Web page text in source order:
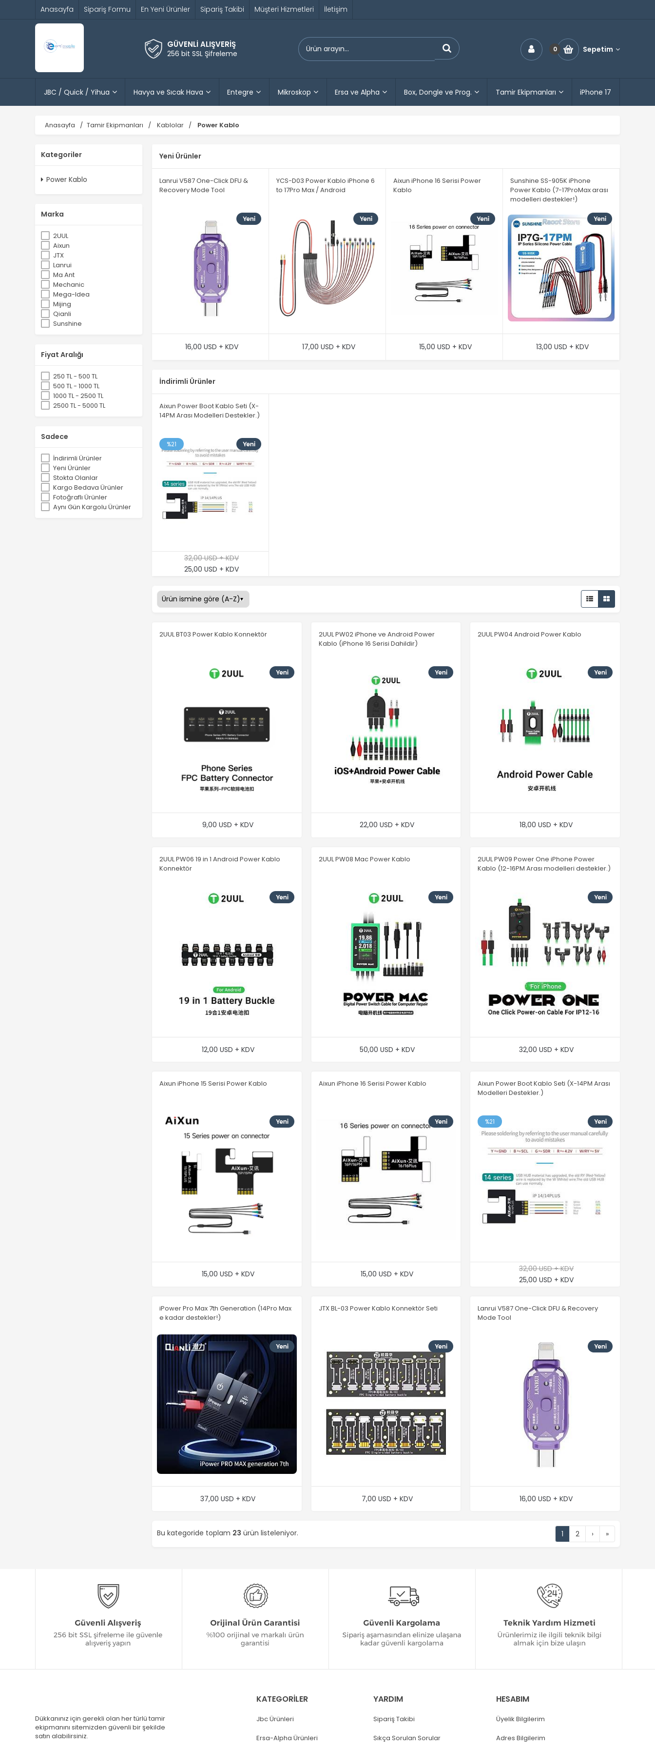
Anasayfa Sipariş Formu En Yeni Ürünler Sipariş Takibi Müşteri Hizmetleri İletişim
GÜVENLİ ALIŞVERİŞ
256 bit SSL Şifreleme 0 Sepetim
JBC / Quick / Yihua Havya ve Sıcak Hava Entegre Mikroskop Ersa ve Alpha Box, Dongle ve Prog. Tamir Ekipmanları iPhone 17
Anasayfa Tamir Ekipmanları Kablolar Power Kablo
Kategoriler
Power Kablo
Marka
2UUL
Aixun
JTX
Lanrui
Ma Ant
Mechanic
Mega-Idea
Mijing
Qianli
Sunshine
Fiyat Aralığı
250 TL - 500 TL
500 TL - 1000 TL
1000 TL - 2500 TL
2500 TL - 5000 TL
Sadece
İndirimli Ürünler
Yeni Ürünler
Stokta Olanlar
Kargo Bedava Ürünler
Fotoğraflı Ürünler
Aynı Gün Kargolu Ürünler
Yeni Ürünler
Lanrui V587 One-Click DFU &
Recovery Mode Tool
16,00 USD + KDV
YCS-D03 Power Kablo iPhone 6
to 17Pro Max / Android
17,00 USD + KDV
Aixun iPhone 16 Serisi Power
Kablo
15,00 USD + KDV
Sunshine SS-905K iPhone
Power Kablo (7-17ProMax arası
modelleri destekler!)
13,00 USD + KDV
İndirimli Ürünler
Aixun Power Boot Kablo Seti (X-
14PM Arası Modelleri Destekler.)
%21
32,00 USD + KDV
25,00 USD + KDV
2UUL BT03 Power Kablo Konnektör
9,00 USD + KDV
2UUL PW02 iPhone ve Android Power
Kablo (iPhone 16 Serisi Dahildir)
22,00 USD + KDV
2UUL PW04 Android Power Kablo
18,00 USD + KDV
2UUL PW06 19 in 1 Android Power Kablo
Konnektör
12,00 USD + KDV
2UUL PW08 Mac Power Kablo
50,00 USD + KDV
2UUL PW09 Power One iPhone Power
Kablo (12-16PM Arası modelleri destekler.)
32,00 USD + KDV
Aixun iPhone 15 Serisi Power Kablo
15,00 USD + KDV
Aixun iPhone 16 Serisi Power Kablo
15,00 USD + KDV
Aixun Power Boot Kablo Seti (X-14PM Arası
Modelleri Destekler.)
%21
32,00 USD + KDV
25,00 USD + KDV
iPower Pro Max 7th Generation (14Pro Max
e kadar destekler!)
37,00 USD + KDV
JTX BL-03 Power Kablo Konnektör Seti
7,00 USD + KDV
Lanrui V587 One-Click DFU & Recovery
Mode Tool
16,00 USD + KDV
Bu kategoride toplam 23 ürün listeleniyor. 1 2 › »
Dükkanınız için gerekli olan her türlü tamir
ekipmanını sitemizden güvenli bir şekilde
satın alabilirsiniz.
KATEGORİLER
Jbc Ürünleri
Ersa-Alpha Ürünleri
YARDIM
Sipariş Takibi
Sıkça Sorulan Sorular
HESABIM
Üyelik Bilgilerim
Adres Bilgilerim